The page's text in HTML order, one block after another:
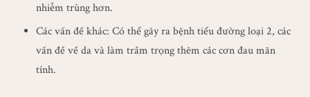
nhiễm trùng hơn.
Các vấn đề khác: Có thể gây ra bệnh tiểu đường loại 2, các
vấn đề về da và làm trầm trọng thêm các cơn đau mãn
tính.